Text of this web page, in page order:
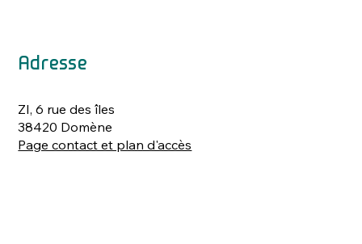
Adresse
ZI, 6 rue des îles
38420 Domène
Page contact et plan d'accès